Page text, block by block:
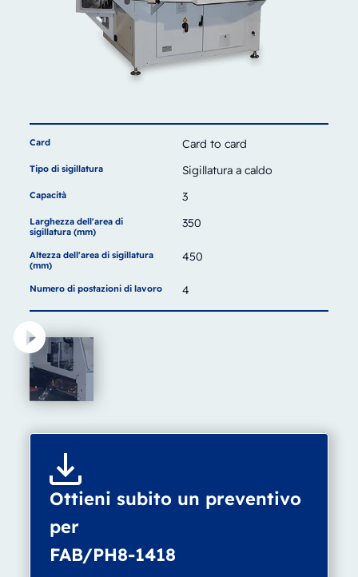
Card Card to card
Tipo di sigillatura Sigillatura a caldo
Capacità 3
Larghezza dell'area di
sigillatura (mm)
350
Altezza dell'area di sigillatura
(mm)
450
Numero di postazioni di lavoro 4
Ottieni subito un preventivo
per
FAB/PH8-1418